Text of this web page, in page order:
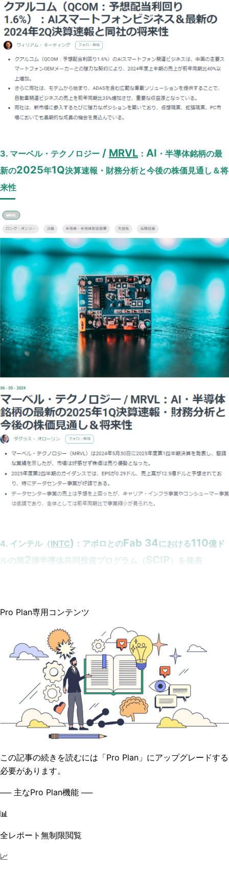
3. マーベル・テクノロジー / MRVL ： AI ・半導体銘柄の最
新の2025年1Q決算速報・財務分析と今後の株価見通し＆将
来性
4. インテル（INTC) ：アポロとのFab 34における110億ド
ルの第2弾半導体共同投資プログラム（SCIP ）を発表
Pro Plan専用コンテンツ
この記事の続きを読むには「Pro Plan」にアップグレードする
必要があります。
── 主なPro Plan機能 ──
📊
全レポート無制限閲覧
📈